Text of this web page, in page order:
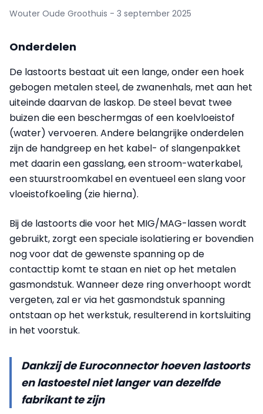
Wouter Oude Groothuis - 3 september 2025
Onderdelen
De lastoorts bestaat uit een lange, onder een hoek
gebogen metalen steel, de zwanenhals, met aan het
uiteinde daarvan de laskop. De steel bevat twee
buizen die een beschermgas of een koelvloeistof
(water) vervoeren. Andere belangrijke onderdelen
zijn de handgreep en het kabel- of slangenpakket
met daarin een gasslang, een stroom-waterkabel,
een stuurstroomkabel en eventueel een slang voor
vloeistofkoeling (zie hierna).
Bij de lastoorts die voor het MIG/MAG-lassen wordt
gebruikt, zorgt een speciale isolatiering er bovendien
nog voor dat de gewenste spanning op de
contacttip komt te staan en niet op het metalen
gasmondstuk. Wanneer deze ring onverhoopt wordt
vergeten, zal er via het gasmondstuk spanning
ontstaan op het werkstuk, resulterend in kortsluiting
in het voorstuk.
Dankzij de Euroconnector hoeven lastoorts
en lastoestel niet langer van dezelfde
fabrikant te zijn